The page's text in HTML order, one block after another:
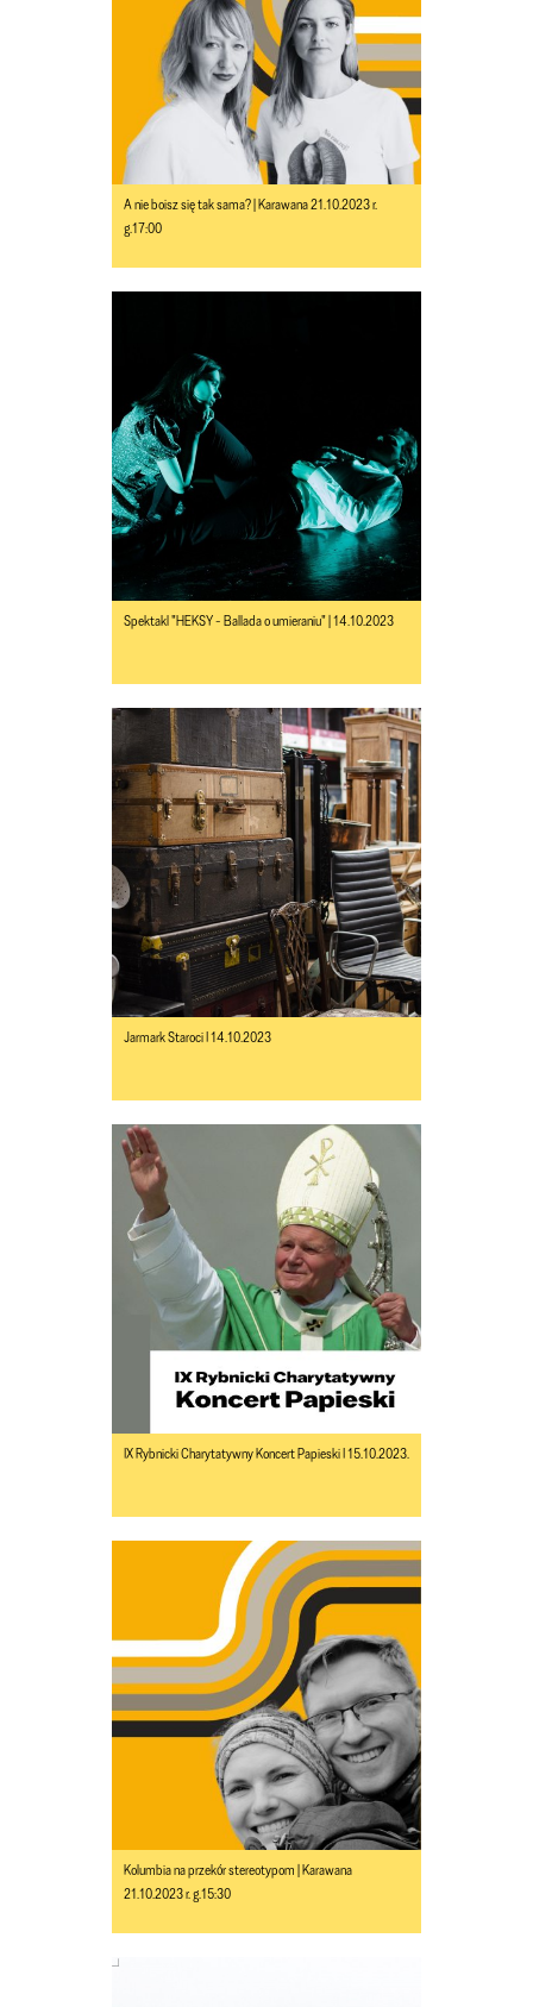
A nie boisz się tak sama? | Karawana 21.10.2023 r.
g.17:00
Spektakl "HEKSY - Ballada o umieraniu" | 14.10.2023
Jarmark Staroci I 14.10.2023
IX Rybnicki Charytatywny Koncert Papieski I 15.10.2023.
Kolumbia na przekór stereotypom | Karawana
21.10.2023 r. g.15:30